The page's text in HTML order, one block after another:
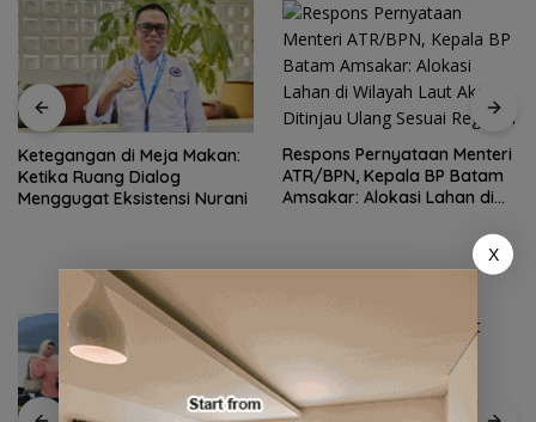
Ketegangan di Meja Makan:
Ketika Ruang Dialog
Menggugat Eksistensi Nurani
Respons Pernyataan Menteri
ATR/BPN, Kepala BP Batam
Amsakar: Alokasi Lahan di
X